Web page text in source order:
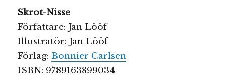
Skrot-Nisse
Författare: Jan Lööf
Illustratör: Jan Lööf
Förlag: Bonnier Carlsen
ISBN: 9789163899034